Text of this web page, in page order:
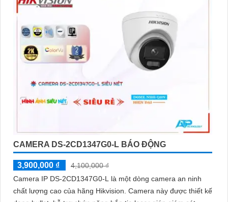
CAMERA DS-2CD1347G0-L BÁO ĐỘNG
3,900,000 ₫
4,100,000 ₫
Camera IP DS-2CD1347G0-L là một dòng camera an ninh
chất lượng cao của hãng Hikvision. Camera này được thiết kế